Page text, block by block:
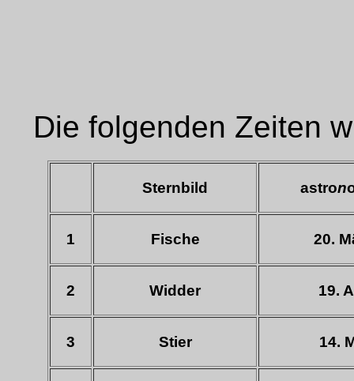
Die folgenden Zeiten
Sternbild astron
1 Fische 20.
2 Widder 19.
3 Stier 14.